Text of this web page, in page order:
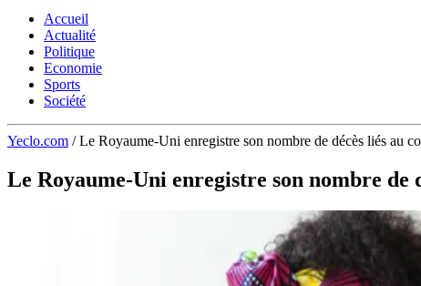
Accueil
Actualité
Politique
Economie
Sports
Société
Yeclo.com / Le Royaume-Uni enregistre son nombre de décès liés au
Le Royaume-Uni enregistre son nombre de